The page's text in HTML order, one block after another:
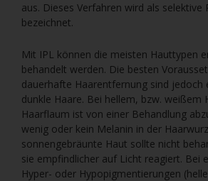
aus. Dieses Verfahren wird als
bezeichnet.
Mit IPL können die meisten Hauttypen
behandelt werden. Die besten
dauerhafte Haarentfernung sind jedoch
dunkle Haare. Bei hellem, bzw. weißem
Haarflaum ist von einer Behandlung
wenig oder kein Melanin in der
sonnengebräunte Haut sollte nicht
sie empfindlicher auf Licht reagiert. Bei
Hyper- oder Hypopigmentierungen